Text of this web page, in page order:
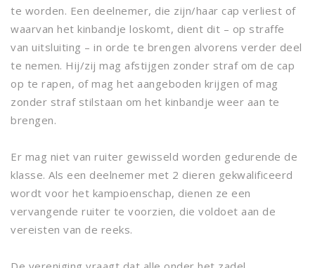
te worden. Een deelnemer, die zijn/haar cap verliest of
waarvan het kinbandje loskomt, dient dit – op straffe
van uitsluiting – in orde te brengen alvorens verder deel
te nemen. Hij/zij mag afstijgen zonder straf om de cap
op te rapen, of mag het aangeboden krijgen of mag
zonder straf stilstaan om het kinbandje weer aan te
brengen.
Er mag niet van ruiter gewisseld worden gedurende de
klasse. Als een deelnemer met 2 dieren gekwalificeerd
wordt voor het kampioenschap, dienen ze een
vervangende ruiter te voorzien, die voldoet aan de
vereisten van de reeks.